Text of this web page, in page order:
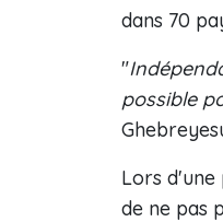
dans 70
"
possible
Lors
de ne pas